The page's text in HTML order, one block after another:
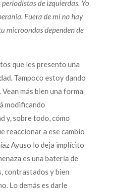
de izquierdas. Yo
Fuera de mí no hay
microondas dependen de
que les presento una
Tampoco estoy dando
más bien una forma
modificando
y, sobre todo, cómo
reaccionar a ese cambio
Ayuso lo deja implícito
es una batería de
contrastados y bien
Lo demás es darle